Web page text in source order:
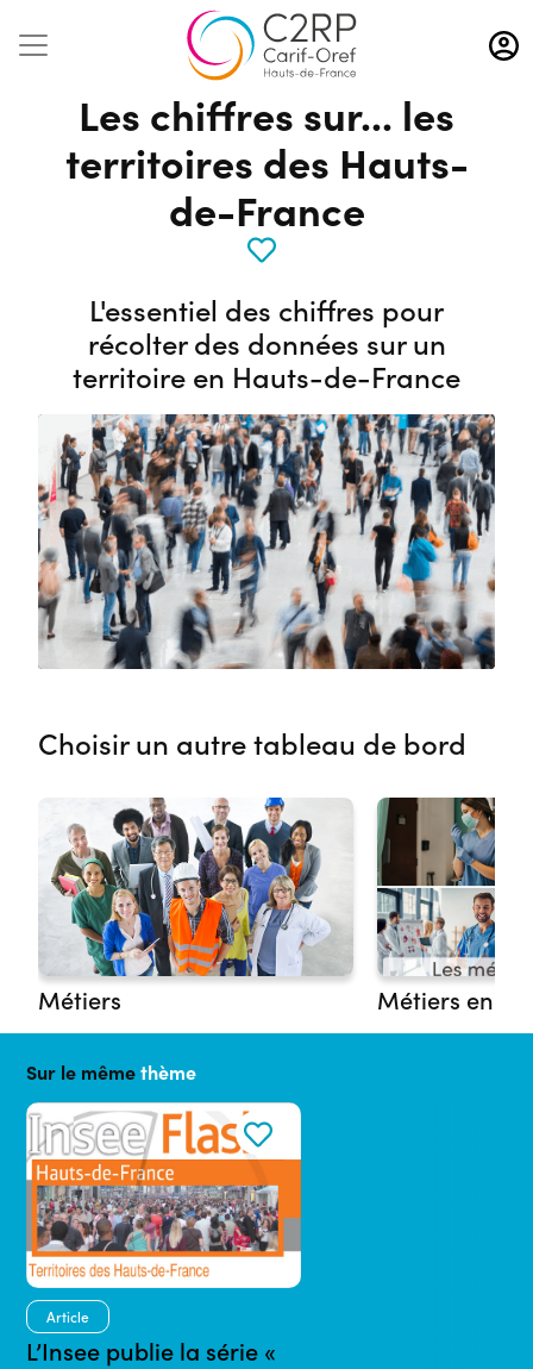
Aller
au
contenu
Les chiffres sur... les
territoires des Hauts-
de-France
L'essentiel des chiffres pour
récolter des données sur un
territoire en Hauts-de-France
Choisir un autre tableau de bord
Métiers Métiers en
Sur le mêmethème
Article
L’Insee publie la série «